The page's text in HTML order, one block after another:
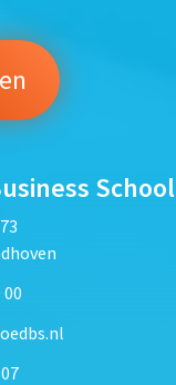
School
00